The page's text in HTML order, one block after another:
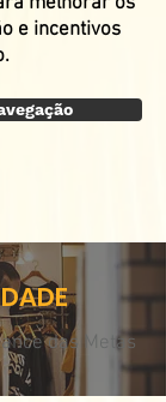
e incentivos
das Metas